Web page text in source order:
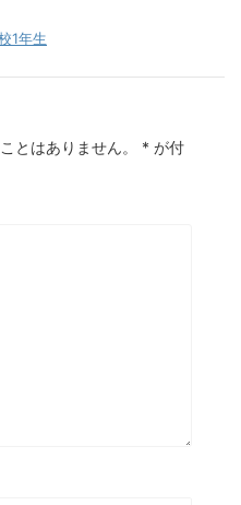
1年生
とはありません。 * が付